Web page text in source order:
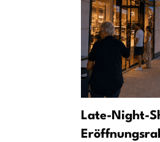
Late-Night-